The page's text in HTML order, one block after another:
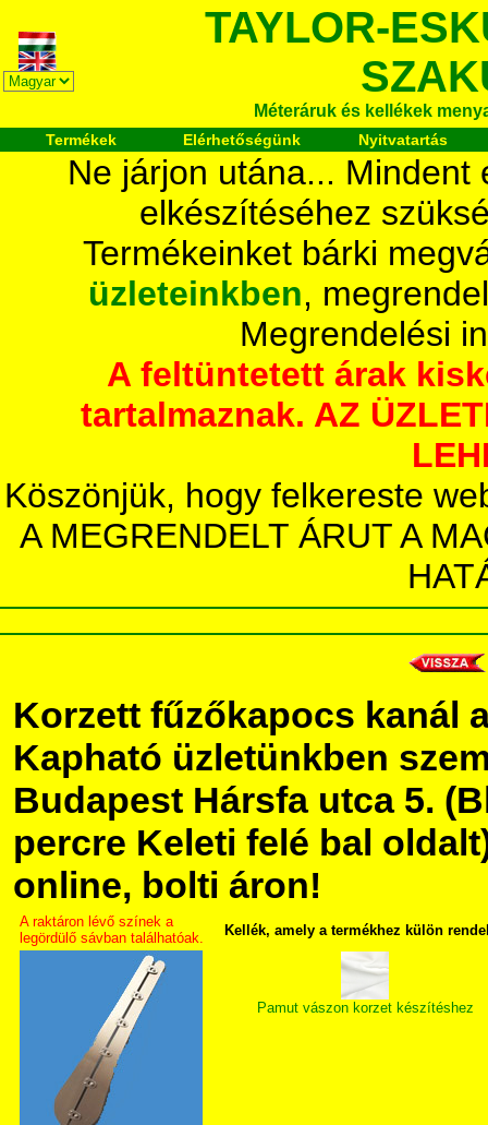
TAYLOR-
Méteráruk és kellékek
Termékek Elérhetőségünk Nyitvatartás
Ne járjon utána...
elkészítéséhez
Termékeinket bárki
üzleteinkben,
Megrendelési
A feltüntetett árak
tartalmaznak. AZ
Köszönjük, hogy felkereste
A MEGRENDELT ÁRUT A
Korzett fűzőkapocs kanál
Kapható üzletünkben
Budapest Hársfa utca 5.
percre Keleti felé bal
online, bolti áron!
A raktáron lévő színek a
legördülő sávban találhatóak.
Kellék, amely a termékhez külön
Pamut vászon korzet készítéshez